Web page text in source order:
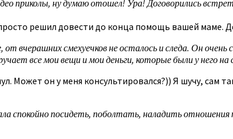
приколы, ну думаю отошел! Ура! Договорились
решил довести до конца помощь вашей маме.
вчерашних смехуечков не осталось и следа. Он очень
все мои вещи и мои деньги, которые были у него
Может он у меня консультировался?)) Я шучу,
спокойно посидеть, поболтать, наладить